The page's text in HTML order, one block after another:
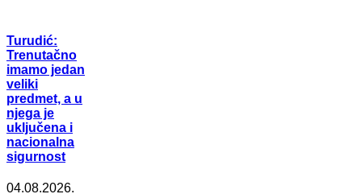
Turudić:
Trenutačno
imamo jedan
veliki
predmet, a u
njega je
uključena i
nacionalna
sigurnost
04.08.2026.